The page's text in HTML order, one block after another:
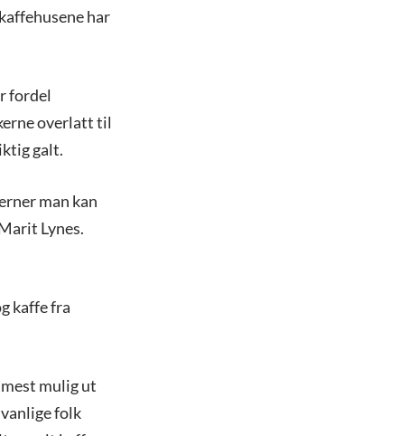
har
fordel
overlatt til
galt.
man kan
Lynes.
kaffe fra
mulig ut
folk